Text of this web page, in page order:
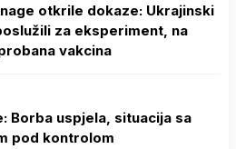
otkrile dokaze: Ukrajinski
za eksperiment, na
vakcina
Borba uspjela, situacija sa
pod kontrolom